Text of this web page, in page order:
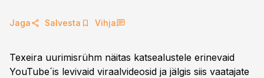
Jaga Salvesta Vihja
Texeira uurimisrühm näitas katsealustele erinevaid
YouTube´is levivaid viraalvideosid ja jälgis siis vaatajate